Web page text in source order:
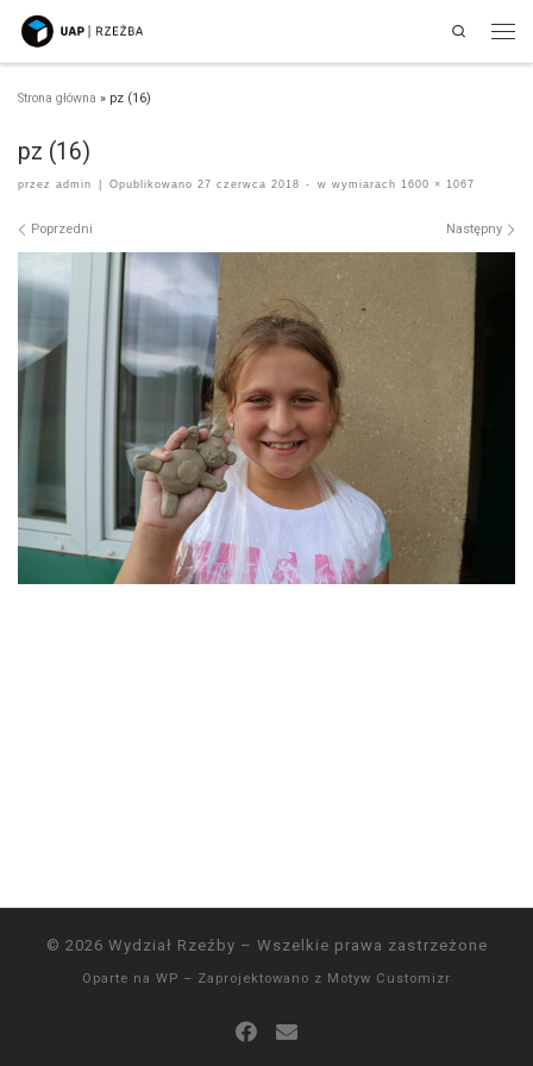
Przejdź do treści
Search
Strona główna » pz (16)
pz (16)
przez admin Opublikowano 27 czerwca 2018 - w wymiarach 1600 × 1067
Nawigacja po obrazach
Poprzedni Następny
© 2026 Wydział Rzeźby – Wszelkie prawa zastrzeżone
Oparte na WP – Zaprojektowano z Motyw Customizr